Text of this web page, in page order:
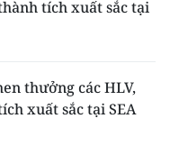
tích xuất sắc tại
thưởng các HLV,
xuất sắc tại SEA